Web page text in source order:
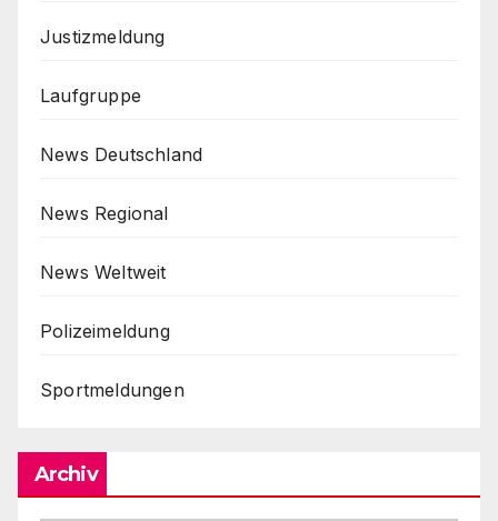
Justizmeldung
Laufgruppe
News Deutschland
News Regional
News Weltweit
Polizeimeldung
Sportmeldungen
Archiv